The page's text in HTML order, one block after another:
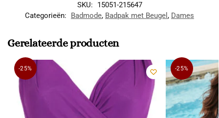
SKU:
15051-215647
Categorieën:
Badmode, Badpak met Beugel , Dames
Gerelateerde producten
-25% -25%